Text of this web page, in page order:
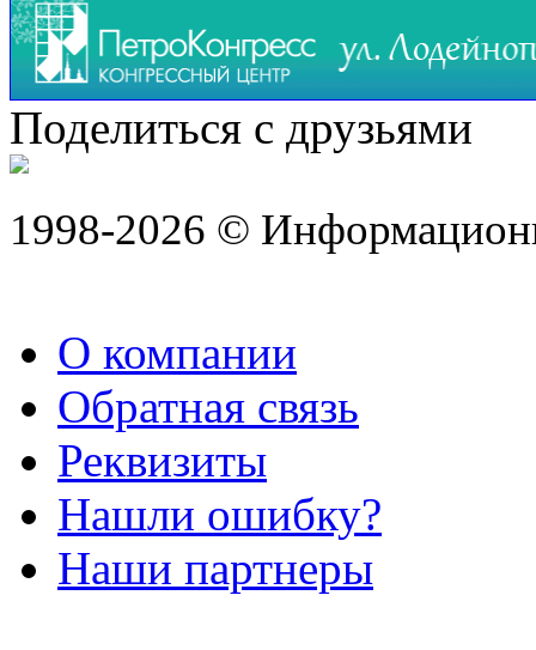
Поделиться с друзьями
1998-2026 ©
О компании
Обратная связь
Реквизиты
Нашли ошибку?
Наши партнеры